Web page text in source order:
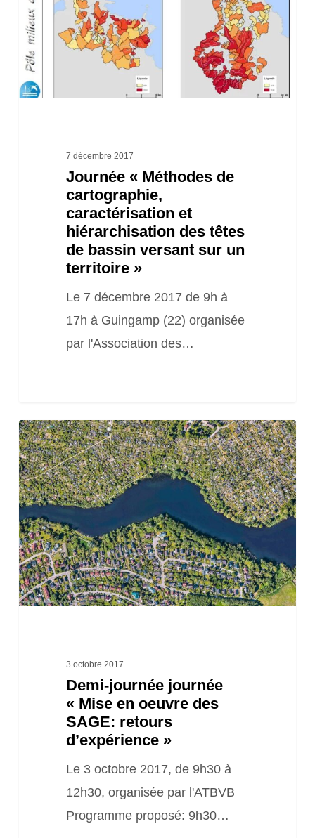
caractérisation
et
hiérarchisation
des
territoire »
7 décembre 2017
Journée « Méthodes de
cartographie,
caractérisation et
hiérarchisation des têtes
de bassin versant sur un
territoire »
Le 7 décembre 2017 de 9h à
17h à Guingamp (22) organisée
par l'Association des…
Demi-
journée
journée
« Mise
en
oeuvre
des
SAGE:
3 octobre 2017
Demi-journée journée
« Mise en oeuvre des
SAGE: retours
d’expérience »
Le 3 octobre 2017, de 9h30 à
12h30, organisée par l'ATBVB
Programme proposé: 9h30…